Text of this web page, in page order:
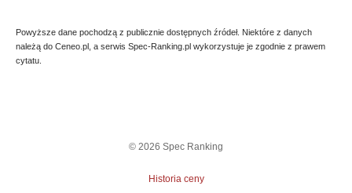
Powyższe dane pochodzą z publicznie dostępnych źródeł. Niektóre z danych
należą do Ceneo.pl, a serwis Spec-Ranking.pl wykorzystuje je zgodnie z prawem
cytatu.
© 2026 Spec Ranking
Historia ceny